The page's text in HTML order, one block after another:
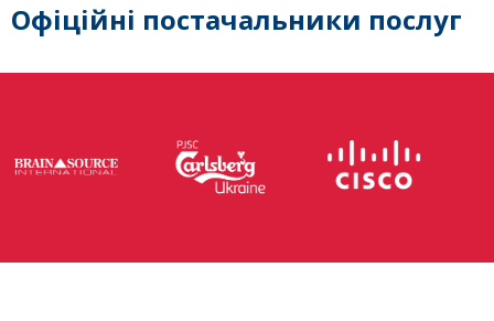
Офіційні постачальники послуг